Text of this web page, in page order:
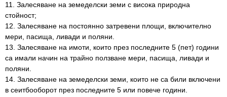
11. Залесяване на земеделски земи с висока природна
стойност;
12. Залесяване на постоянно затревени площи, включително
мери, пасища, ливади и поляни.
13. Залесяване на имоти, които през последните 5 (пет) години
са имали начин на трайно ползване мери, пасища, ливади и
поляни.
14. Залесяване на земеделски земи, които не са били включени
в сеитбооборот през последните 5 или повече години.